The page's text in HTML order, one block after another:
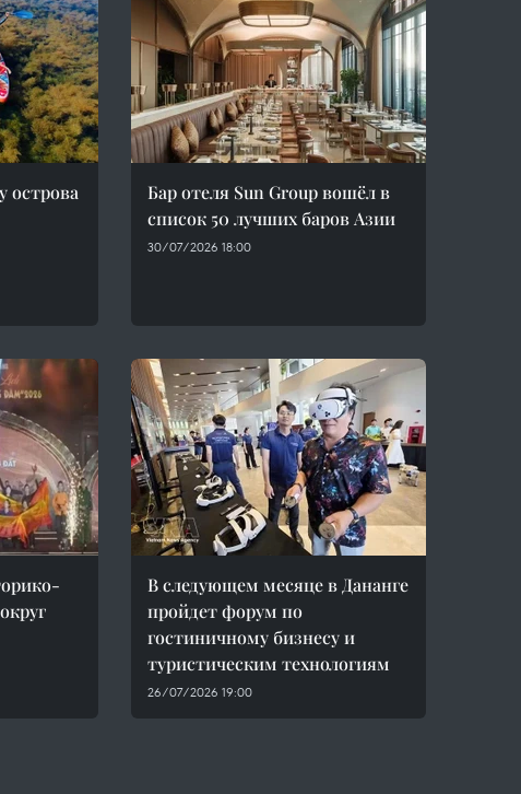
острова
Бар отеля Sun Group вошёл в
список 50 лучших баров Азии
30/07/2026 18:00
В следующем месяце в Дананге
пройдет форум по
гостиничному бизнесу и
туристическим технологиям
26/07/2026 19:00